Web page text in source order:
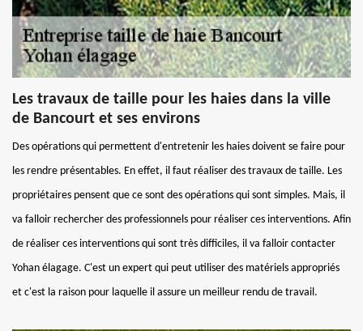
Les travaux de taille pour les haies dans la ville
de Bancourt et ses environs
Des opérations qui permettent d'entretenir les haies doivent se faire pour
les rendre présentables. En effet, il faut réaliser des travaux de taille. Les
propriétaires pensent que ce sont des opérations qui sont simples. Mais, il
va falloir rechercher des professionnels pour réaliser ces interventions. Afin
de réaliser ces interventions qui sont très difficiles, il va falloir contacter
Yohan élagage. C'est un expert qui peut utiliser des matériels appropriés
et c'est la raison pour laquelle il assure un meilleur rendu de travail.